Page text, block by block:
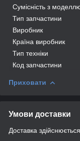
Сумісність з
Тип запчастини
Виробник
Країна виробник
Тип техніки
Код запчастини
Приховати
Умови доставки
Доставка